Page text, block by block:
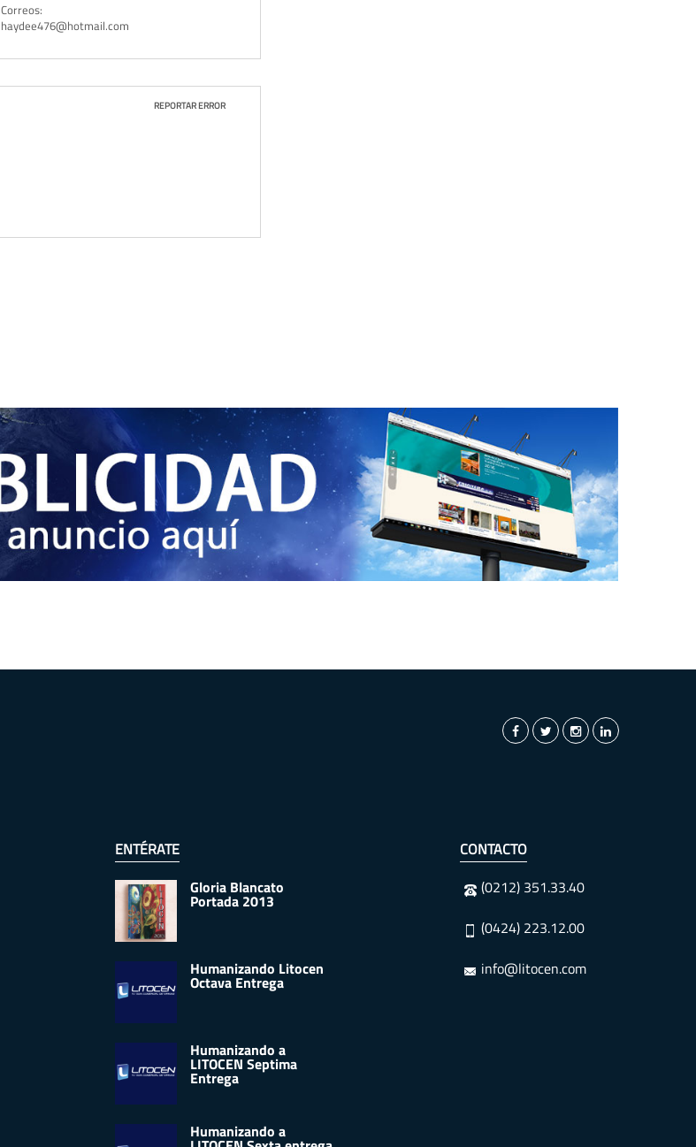
Correos:
haydee476@hotmail.com
REPORTAR ERROR
ENTÉRATE
Gloria Blancato
Portada 2013
Humanizando Litocen
Octava Entrega
Humanizando a
LITOCEN Septima
Entrega
Humanizando a
CONTACTO
(0212) 351.33.40
(0424) 223.12.00
info@litocen.com